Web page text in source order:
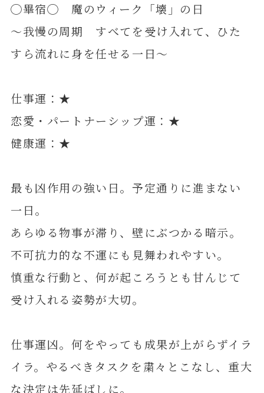
◯畢宿◯ 魔のウィーク「壊」の日
～我慢の周期 すべてを受け入れて、ひた
すら流れに身を任せる一日～
仕事運：★
恋愛・パートナーシップ運：★
健康運：★
最も凶作用の強い日。予定通りに進まない
一日。
あらゆる物事が滞り、壁にぶつかる暗示。
不可抗力的な不運にも見舞われやすい。
慎重な行動と、何が起ころうとも甘んじて
受け入れる姿勢が大切。
仕事運凶。何をやっても成果が上がらずイラ
イラ。やるべきタスクを粛々とこなし、重大
な決定は先延ばしに。